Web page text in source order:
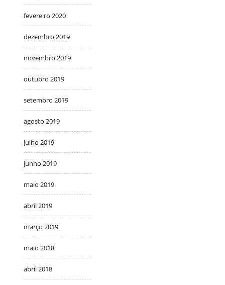
fevereiro 2020
dezembro 2019
novembro 2019
outubro 2019
setembro 2019
agosto 2019
julho 2019
junho 2019
maio 2019
abril 2019
março 2019
maio 2018
abril 2018